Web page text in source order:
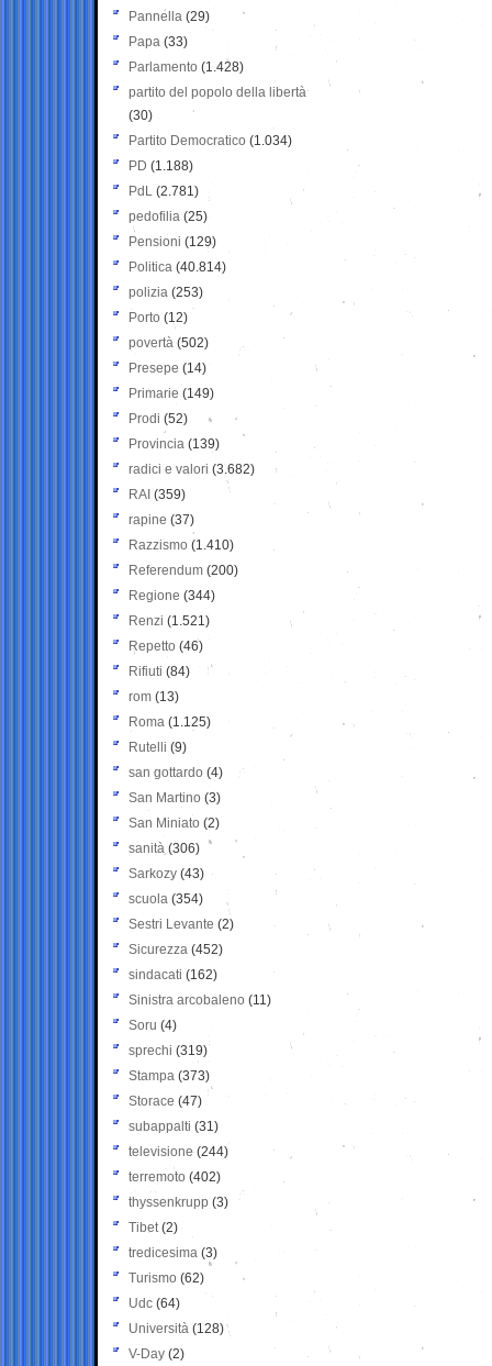
Pannella (29)
Papa (33)
Parlamento (1.428)
partito del popolo della libertà
(30)
Partito Democratico (1.034)
PD (1.188)
PdL (2.781)
pedofilia (25)
Pensioni (129)
Politica (40.814)
polizia (253)
Porto (12)
povertà (502)
Presepe (14)
Primarie (149)
Prodi (52)
Provincia (139)
radici e valori (3.682)
RAI (359)
rapine (37)
Razzismo (1.410)
Referendum (200)
Regione (344)
Renzi (1.521)
Repetto (46)
Rifiuti (84)
rom (13)
Roma (1.125)
Rutelli (9)
san gottardo (4)
San Martino (3)
San Miniato (2)
sanità (306)
Sarkozy (43)
scuola (354)
Sestri Levante (2)
Sicurezza (452)
sindacati (162)
Sinistra arcobaleno (11)
Soru (4)
sprechi (319)
Stampa (373)
Storace (47)
subappalti (31)
televisione(244)
terremoto (402)
thyssenkrupp (3)
Tibet(2)
tredicesima (3)
Turismo (62)
Udc (64)
Università (128)
V-Day (2)